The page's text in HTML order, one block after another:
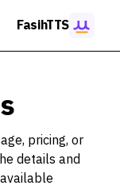
FasihTTS
pricing, or
details and